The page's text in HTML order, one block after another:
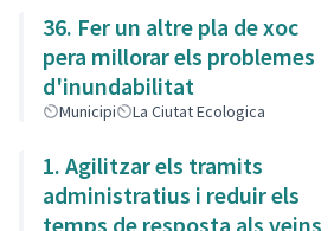
36. Fer un altre pla de xoc
pera millorar els problemes
d'inundabilitat
Municipi La Ciutat Ecologica
1. Agilitzar els tramits
administratius i reduir els
temps de resposta als veins